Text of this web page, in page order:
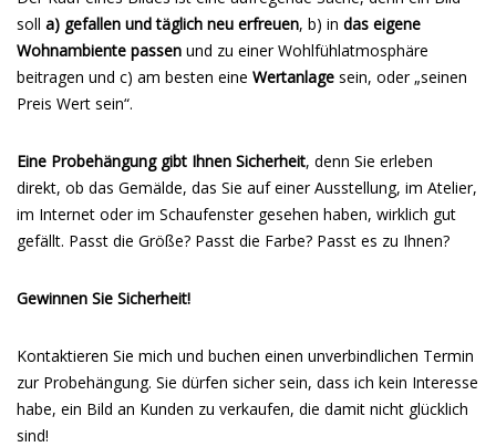
soll a) gefallen und täglich neu erfreuen, b) in das eigene
Wohnambiente passen und zu einer Wohlfühlatmosphäre
beitragen und c) am besten eine Wertanlage sein, oder „seinen
Preis Wert sein“.
Eine Probehängung gibt Ihnen Sicherheit, denn Sie erleben
direkt, ob das Gemälde, das Sie auf einer Ausstellung, im Atelier,
im Internet oder im Schaufenster gesehen haben, wirklich gut
gefällt. Passt die Größe? Passt die Farbe? Passt es zu Ihnen?
Gewinnen Sie Sicherheit!
Kontaktieren Sie mich und buchen einen unverbindlichen Termin
zur Probehängung. Sie dürfen sicher sein, dass ich kein Interesse
habe, ein Bild an Kunden zu verkaufen, die damit nicht glücklich
sind!